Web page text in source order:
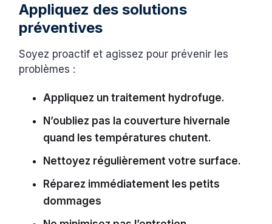
Appliquez des solutions
préventives
Soyez proactif et agissez pour prévenir les
problèmes :
Appliquez un traitement hydrofuge.
N’oubliez pas la couverture hivernale
quand les températures chutent.
Nettoyez régulièrement votre surface.
Réparez immédiatement les petits
dommages